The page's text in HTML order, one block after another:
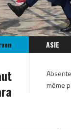
ASIE
même